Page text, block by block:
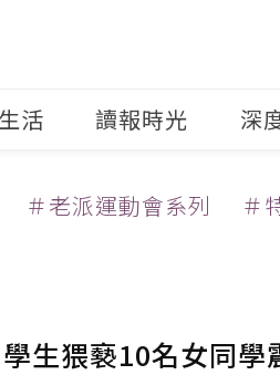
活 讀報時光 深
＃老派運動會系列 ＃
生猥褻10名女同學